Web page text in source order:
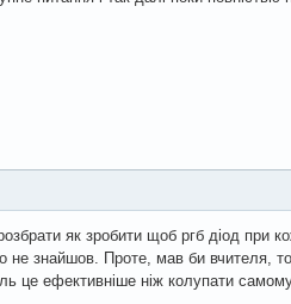
як зробити щоб ргб діод при
не знайшов. Проте, мав би вчителя,
це ефективніше ніж колупати